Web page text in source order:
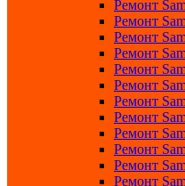
Ремонт
Ремонт
Ремонт
Ремонт
Ремонт
Ремонт
Ремонт
Ремонт
Ремонт
Ремонт
Ремонт
Ремонт